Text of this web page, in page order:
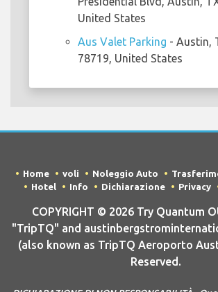
United States
Aus Valet Parking - Austin,
78719, United States
Home voli Noleggio Auto
Hotel
Info Dichiarazione Privacy
COPYRIGHT © 2026 Try Quantum
"TripTQ" and
(also known as TripTQ Aeroporto
Reserved.